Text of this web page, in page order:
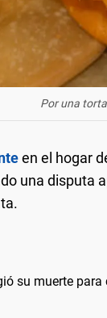
Por una
en el hogar
una disputa
su muerte